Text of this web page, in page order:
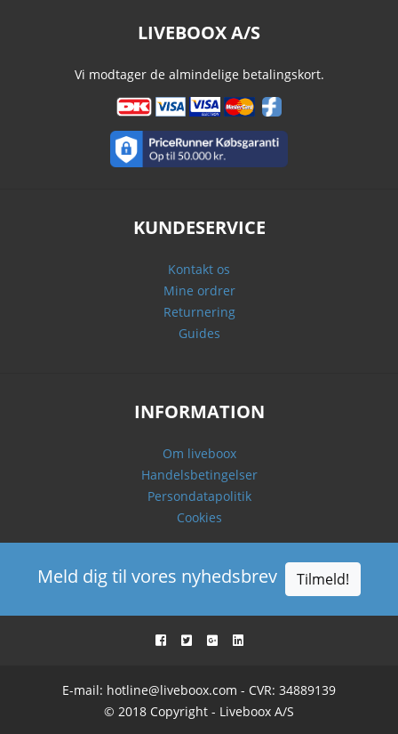
LIVEBOOX A/S
Vi modtager de almindelige betalingskort.
KUNDESERVICE
Kontakt os
Mine ordrer
Returnering
Guides
INFORMATION
Om liveboox
Handelsbetingelser
Persondatapolitik
Cookies
Meld dig til vores nyhedsbrev Tilmeld!
E-mail: hotline@liveboox.com - CVR: 34889139
© 2018 Copyright - Liveboox A/S